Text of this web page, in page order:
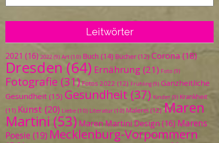
Leitwörter
2021 (16) 2022 (9) Art (10) Buch (14) Bücher (12) Corona (18)
Dresden (64) Ernährung (21) Foto (9)
Fotografie (31) Fotos 2022 (12) Frühling (9) Ganzheitliche
Gesundheit (15) Gesundheit (37) Kinder (9) Krankheit
(11) Kunst (20) Liebe (10) Literatur (10) Malerei (12) Maren
Martini (53) Maren Martini Design (16) Marens
Poesie (19) Mecklenburg-Vorpommern